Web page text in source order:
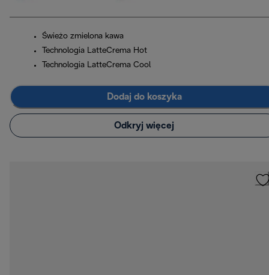
Świeżo zmielona kawa
Technologia LatteCrema Hot
Technologia LatteCrema Cool
Dodaj do koszyka
Odkryj więcej